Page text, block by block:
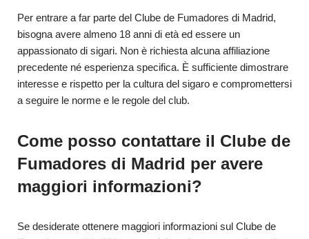
Per entrare a far parte del Clube de Fumadores di Madrid,
bisogna avere almeno 18 anni di età ed essere un
appassionato di sigari. Non è richiesta alcuna affiliazione
precedente né esperienza specifica. È sufficiente dimostrare
interesse e rispetto per la cultura del sigaro e compromettersi
a seguire le norme e le regole del club.
Come posso contattare il Clube de
Fumadores di Madrid per avere
maggiori informazioni?
Se desiderate ottenere maggiori informazioni sul Clube de